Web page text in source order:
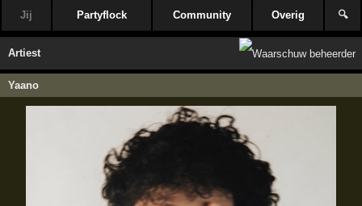
Jij Partyflock Community Overig 🔍
Artiest
Yaano